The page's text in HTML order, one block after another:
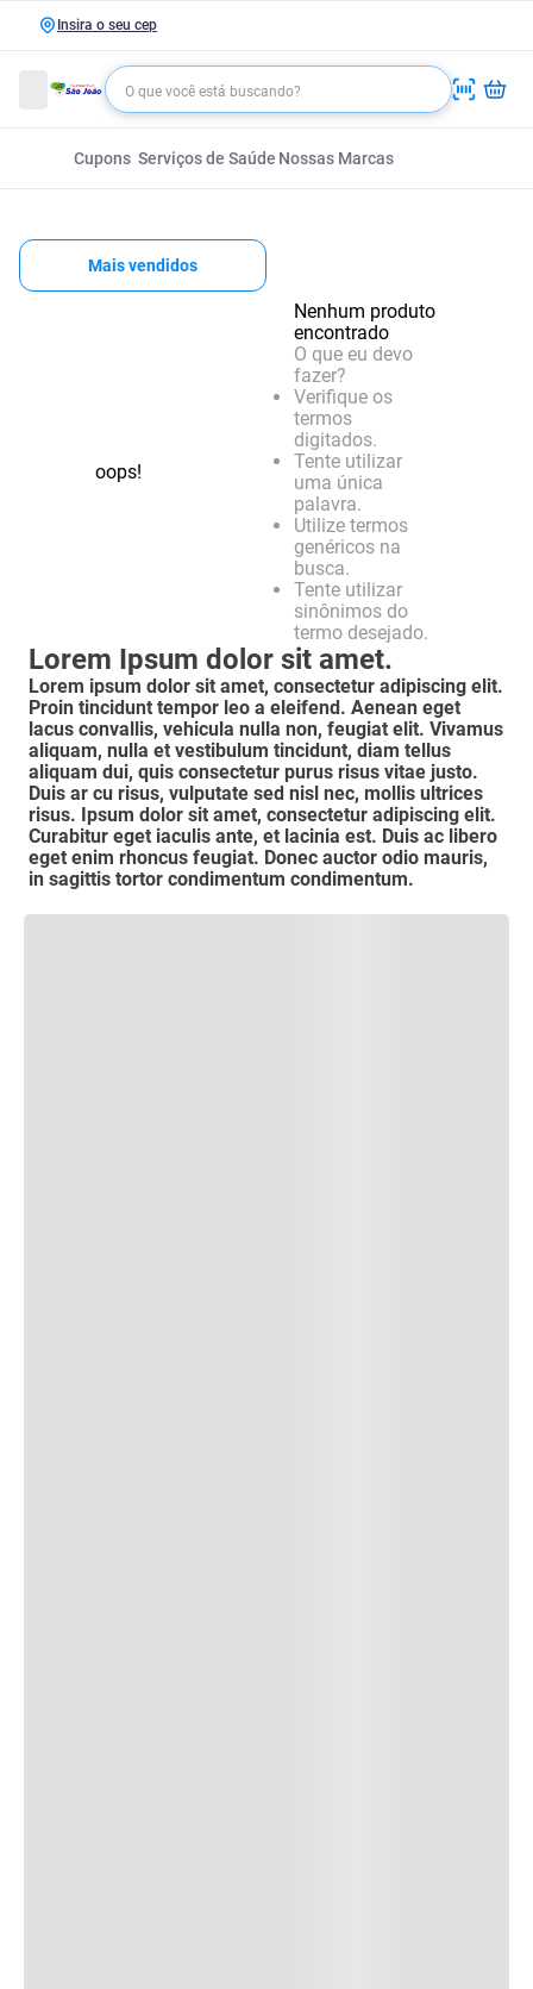
Insira o seu cep
Cupons Serviços de Saúde Nossas Marcas
Mais vendidos
oops!
Nenhum produto
encontrado
O que eu devo
fazer?
Verifique os
termos
digitados.
Tente utilizar
uma única
palavra.
Utilize termos
genéricos na
busca.
Tente utilizar
sinônimos do
termo desejado.
Lorem Ipsum dolor sit amet.
Lorem ipsum dolor sit amet, consectetur adipiscing elit.
Proin tincidunt tempor leo a eleifend. Aenean eget
lacus convallis, vehicula nulla non, feugiat elit. Vivamus
aliquam, nulla et vestibulum tincidunt, diam tellus
aliquam dui, quis consectetur purus risus vitae justo.
Duis ar cu risus, vulputate sed nisl nec, mollis ultrices
risus. Ipsum dolor sit amet, consectetur adipiscing elit.
Curabitur eget iaculis ante, et lacinia est. Duis ac libero
eget enim rhoncus feugiat. Donec auctor odio mauris,
in sagittis tortor condimentum condimentum.